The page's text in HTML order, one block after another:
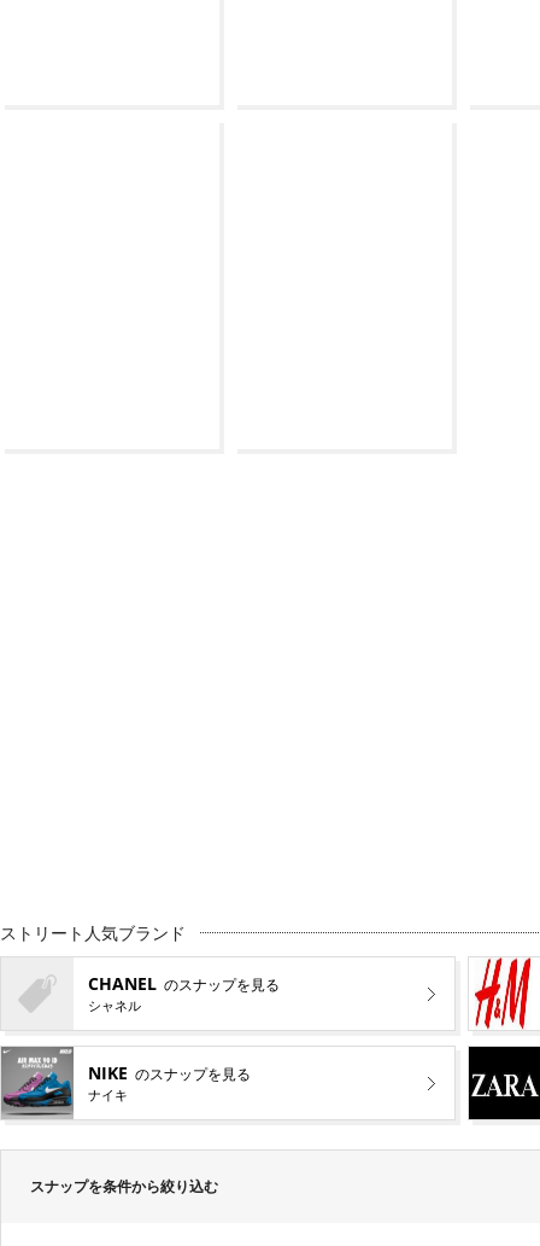
ストリート人気ブランド
CHANEL のスナップを見る
シャネル
NIKE のスナップを見る
ナイキ
スナップを条件から絞り込む